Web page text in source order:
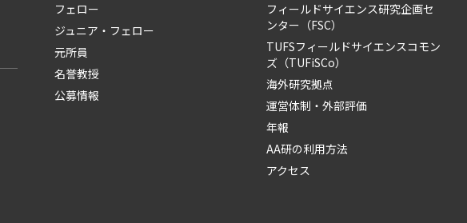
フェロー
ジュニア・フェロー
元所員
名誉教授
公募情報
フィールドサイエンス研究企画セ
ンター（FSC）
TUFSフィールドサイエンスコモン
ズ（TUFiSCo）
海外研究拠点
運営体制・外部評価
年報
AA研の利用方法
アクセス